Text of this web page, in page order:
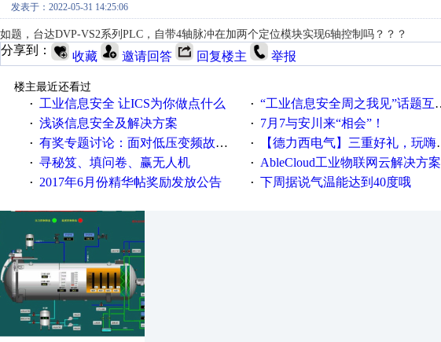
发表于：2022-05-31 14:25:06
如题，台达DVP-VS2系列PLC，自带4轴脉冲在加两个定位模块实现6轴控制吗？？？
分享到： 收藏 邀请回答 回复楼主 举报
楼主最近还看过
·
工业信息安全 让ICS为你做点什么 · “工业信息安全周之我见”话题互动获奖名单发布公告
· 浅谈信息安全及解决方案 · 7月7与安川来“相会”！
· 有奖专题讨论：面对低压变频故障，老手是这样解决的！ · 【德力西电气】三重好礼，玩嗨夏日！
· 寻秘笈、填问卷、赢无人机 · AbleCloud工业物联网云解决方案实践及应用
· 2017年6月份精华帖奖励发放公告 · 下周据说气温能达到40度哦